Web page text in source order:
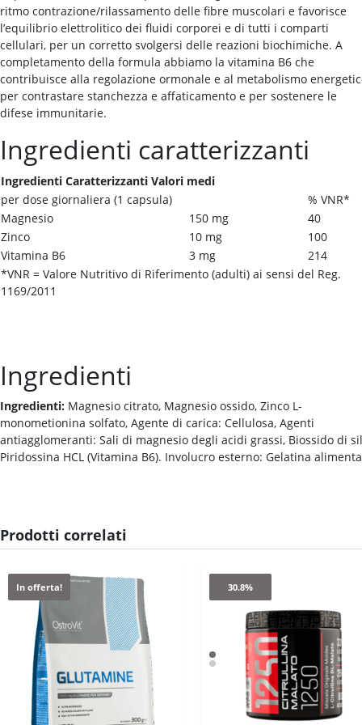
ritmo contrazione/rilassamento delle fibre muscolari e favorisce
l’equilibrio elettrolitico dei fluidi corporei e di tutti i comparti
cellulari, per un corretto svolgersi delle reazioni biochimiche. A
completamento della formula abbiamo la vitamina B6 che
contribuisce alla regolazione ormonale e al metabolismo
per contrastare stanchezza e affaticamento e per sostenere le
difese immunitarie.
Ingredienti caratterizzanti
Ingredienti Caratterizzanti Valori medi
per dose giornaliera (1 capsula)
% VNR*
Magnesio
150 mg
40
Zinco
10 mg
100
Vitamina B6
3 mg
214
*VNR = Valore Nutritivo di Riferimento (adulti) ai sensi del Reg.
1169/2011
Ingredienti
Ingredienti: Magnesio citrato, Magnesio ossido, Zinco L-
monometionina solfato, Agente di carica: Cellulosa, Agenti
antiagglomeranti: Sali di magnesio degli acidi grassi, Biossido di
Piridossina HCL (Vitamina B6). Involucro esterno: Gelatina
Prodotti correlati
In offerta! 30.8%